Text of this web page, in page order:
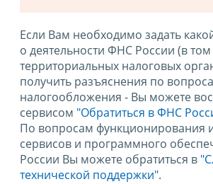
Если Вам необходимо задать
о деятельности ФНС России (в
территориальных налоговых
получить разъяснения по
налогообложения - Вы можете
сервисом "Обратиться в ФНС
По вопросам функционирования
сервисов и программного
России Вы можете обратиться в
технической поддержки".